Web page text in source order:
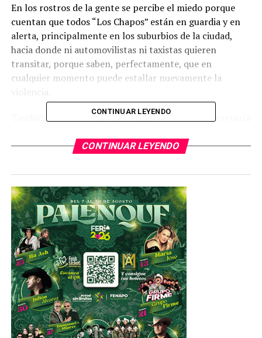
En los rostros de la gente se percibe el miedo porque
cuentan que todos “Los Chapos” están en guardia y en
alerta, principalmente en los suburbios de la ciudad,
hacia donde ni automovilistas ni taxistas quieren
transitar, porque saben, perfectamente, que en
cualquier momento puede estallar nuevamente la
También hay temor porque aseguran que si la Secretaría
ciudad, más cuando circula ya la versión oficial de siete
una posible masacre.
No hay clases, ni servicio de aplicaciones de taxis,
tampoco reparto de productos y todavía hay algunos
hoteles llenos, porque muchas familias que tienen sus
residencias en la ciudad, prefirieron meterse al primer
hotel cercano para resguardarse de las balaceras.
El Palacio de Gobierno del Estado está resguardado por
varios pelotones de militares y están colocados
estratégicamente para poder vigilar todos los accesos
ante un posible ataque de los grupos armados.
CONTINUAR LEYENDO
CONTINUAR LEYENDO